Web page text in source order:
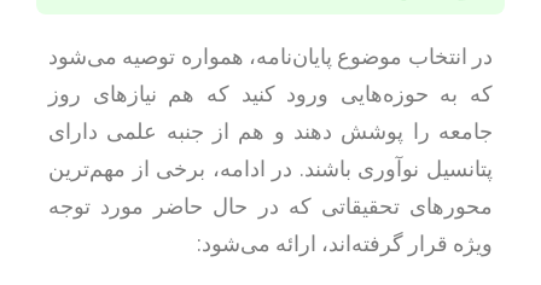
در انتخاب موضوع پایان‌نامه، همواره توصیه می‌شود
که به حوزه‌هایی ورود کنید که هم نیازهای روز
جامعه را پوشش دهند و هم از جنبه علمی دارای
پتانسیل نوآوری باشند. در ادامه، برخی از مهم‌ترین
محورهای تحقیقاتی که در حال حاضر مورد توجه
ویژه قرار گرفته‌اند، ارائه می‌شود: